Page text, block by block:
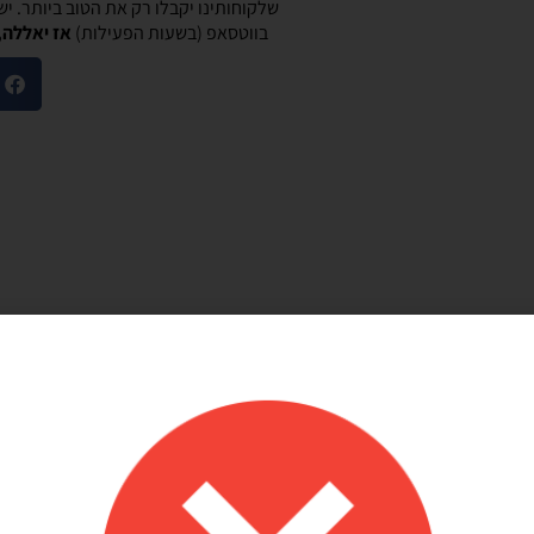
שלקוחותינו יקבלו רק את הטוב
בווטסאפ (בשעות הפעילות) אז
אפשרות נוחה